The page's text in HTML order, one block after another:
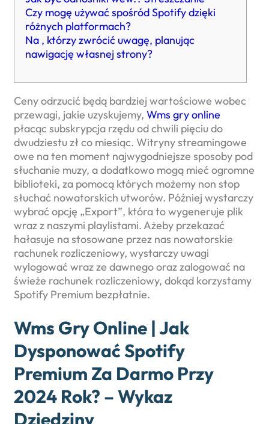
Czy mogę używać spośród Spotify dzięki
różnych platformach?
Na , którzy zwrócić uwagę, planując
nawigację własnej strony?
Ceny odrzucić będą bardziej wartościowe wobec
przewagi, jakie uzyskujemy, Wms gry online
płacąc subskrypcja rzędu od chwili pięciu do
dwudziestu zł co miesiąc. Witryny streamingowe
owe na ten moment najwygodniejsze sposoby pod
słuchanie muzy, a dodatkowo mogą mieć ogromne
biblioteki, za pomocą których możemy non stop
słuchać nowatorskich utworów. Później wystarczy
wybrać opcję „Export”, która to wygeneruje plik
wraz z naszymi playlistami. Ażeby przekazać
hałasuje na stosowane przez nas nowatorskie
rachunek rozliczeniowy, wystarczy uwagi
wylogować wraz ze dawnego oraz zalogować na
świeże rachunek rozliczeniowy, dokąd korzystamy
Spotify Premium bezpłatnie.
Wms Gry Online | Jak
Dysponować Spotify
Premium Za Darmo Przy
2024 Rok? – Wykaz
Dziedziny